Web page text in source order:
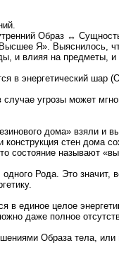
Образ ↔
Я». Выяснилось,
и влияя на предметы,
в энергетический
угрозы может
дома» взяли
стен дома
состояние называют
Рода. Это
в единое целое
даже полное
Образа тела,